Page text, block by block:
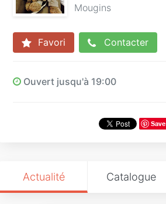
Mougins
Favori Contacter
Ouvert jusqu'à 19:00
Save
Actualité Catalogue